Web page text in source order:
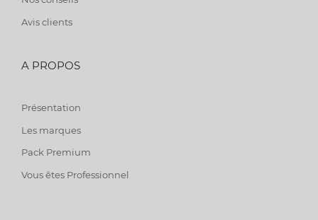
Avis clients
A PROPOS
Présentation
Les marques
Pack Premium
Vous êtes Professionnel